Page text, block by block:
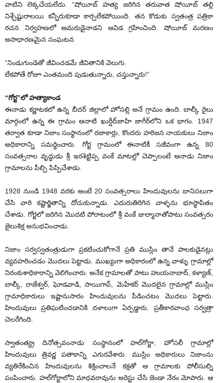
వాటిని లెక్కచేయలేదు. “షోయీబ్ హత్య జరిగిన తరువాత షోయీబ్ తల్లి
నిశ్చేష్టురాలయి కన్నీరుకూడా కార్చలేకపోయింది. తన కొడుకు స్వతంత్ర పత్రికా
రచన నిర్వహణలో అమరుడైనాడని ఆవిడ గ్రహించింది. షోయీబ్ మరణం
అసాధారణమైన సంఘటన
“నిండుగుండెతో జీవించడమే జీవితానికి వెలుగు.
లేకపోతే రోజూ ఎంతమంది పుడుతున్నారు, చస్తున్నారు!”
“గోర్ట”లో హత్యాకాండ
ఈనాడు కర్ణాటకలో ఉన్న బీదర్ జిల్లాలో హోసల్లి అనే గ్రామం ఉంది. బాల్కీ రైలు
మార్గంలో ఉన్న ఈ గ్రామం ఆనాటి ఖుర్షీద్‌జాహి జాగీర్‌లోని ఒక భాగం. 1947
తర్వాత కూడా నిజాం సంస్థానంలో రజాకార్లు, కొందరు హరిజన నాయకులు నిజాం
అధికారాన్ని సమర్థించారు. గోర్ట గ్రామంలో ఈనాటికీ సజీవంగా ఉన్న 80
సంవత్సరాల వృద్ధుడు శ్రీ ఇరశెట్టిప్ప వంకే మాటల్లో చెప్పాలంటే ఆనాడు నిజాం
గ్రామాలను పీల్చి పిప్పిచేశాడు.
1928 నుండి 1948 వరకు అంటే 20 సంవత్సరాలు హిందువులను బానిసలుగా
చేసి వారి కష్టార్జితాన్ని దోచుకున్నాడు. ఎదురుతిరిగిన వాళ్ళను భూస్థాపితం
చేశాడు. గోర్టలో జరిగిన మొదటి పోరాటంలో శ్రీ వంకే జుల్మానాతోపాటు సంవత్సరం
జైలుశిక్ష అనుభవించాడు.
నిజాం సర్వస్వతంత్రుడుగా ప్రకటించుకోగానే ప్రతి ముస్లిం తానే పాలకుడైనట్లు
వ్యవహరించడం మొదలు పెట్టాడు. ముఖ్యంగా అధికారంలో ఉన్న వాళ్ళు గ్రామాల్లో
నిరంకుశాధికారాన్ని వెలిగించారు. అనేక గ్రామాలతో పాటు హుయనాబాద్, కళ్యాణ్,
బాల్కీ, రాజేశ్వర్, ఘోడవాడి, సాయిగావ్, మెహేకర్ మొదలైన గ్రామాల్లో ముస్లిం
గ్రామాధికారులు ఇష్టానుసారం హిందువులను పీడించటం మొదలు పెట్టారు.
హిందువులు ప్రతిఘటించడానికి దళాలుగా ఏర్పడ్డారు. ప్రతీకారవాంఛ సర్వత్రా
చెలరేగింది.
స్వాతంత్య్ర దినోత్సవంనాడు సంస్థానంలో హల్‌గోర్టా, హోసలీ గ్రామాల్లో
హిందువులు త్రివర్ణ పతాకాన్ని ఎగురవేశారు. ముస్లిం అధికారులు నిజాంను
వ్యతిరేకించిన హిందువులను శిక్షించాలనే కక్షతో ఆ గ్రామాలకు పోలీసుల్ని
పంపించారు. హల్‌గోర్టాలోని మాధవరావును అరెస్టు చేసి జెండా నేరం మోపారు. ఆ